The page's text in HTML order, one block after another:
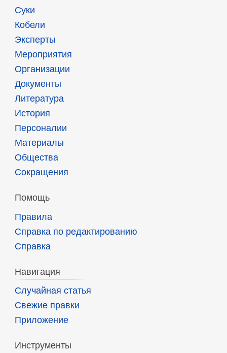
Суки
Кобели
Эксперты
Мероприятия
Организации
Документы
Литература
История
Персоналии
Материалы
Общества
Сокращения
Помощь
Правила
Справка по редактированию
Справка
Навигация
Случайная статья
Свежие правки
Приложение
Инструменты